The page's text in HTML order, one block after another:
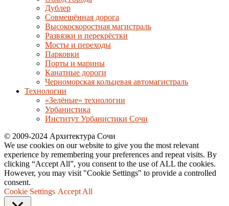
Дублер
Совмещённая дорога
Высокоскоростная магистраль
Развязки и перекрёстки
Мосты и переходы
Парковки
Порты и марины
Канатные дороги
Черноморская кольцевая автомагистраль
Технологии
«Зелёные» технологии
Урбанистика
Институт Урбанистики Сочи
© 2009-2024 Архитектура Сочи
We use cookies on our website to give you the most relevant
experience by remembering your preferences and repeat visits. By
clicking “Accept All”, you consent to the use of ALL the cookies.
However, you may visit "Cookie Settings" to provide a controlled
consent.
Cookie Settings Accept All